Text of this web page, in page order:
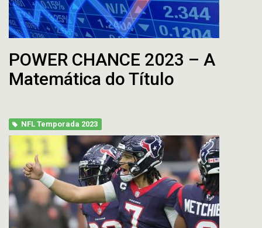
POWER CHANCE 2023 – A
Matemática do Título
NFL Temporada 2023